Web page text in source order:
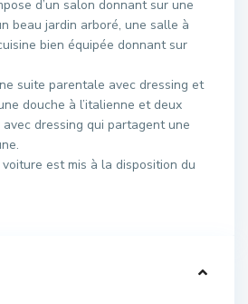
d’un salon donnant sur une
beau jardin arboré, une salle à
bien équipée donnant sur
suite parentale avec dressing et
douche à l’italienne et deux
dressing qui partagent une
est mis à la disposition du